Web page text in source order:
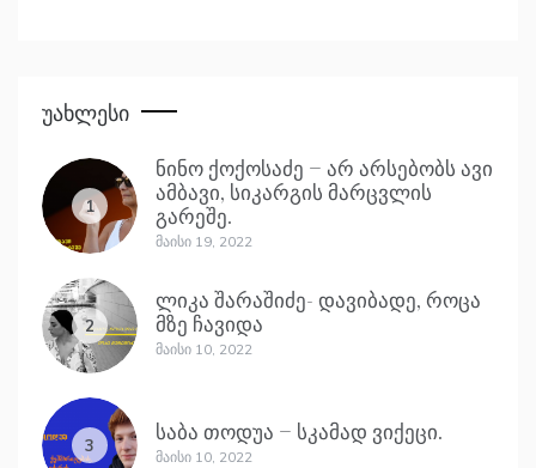
Უახლესი
1
ნინო ქოქოსაძე – არ არსებობს ავი
ამბავი, სიკარგის მარცვლის
გარეშე.
Მაისი 19, 2022
2
ლიკა შარაშიძე- დავიბადე, როცა
მზე ჩავიდა
Მაისი 10, 2022
3 საბა თოდუა – სკამად ვიქეცი.
Მაისი 10, 2022